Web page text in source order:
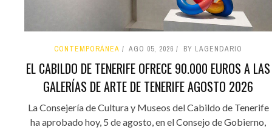
CONTEMPORÁNEA AGO 05, 2026 BY LAGENDARIO
EL CABILDO DE TENERIFE OFRECE 90.000 EUROS A LAS
GALERÍAS DE ARTE DE TENERIFE AGOSTO 2026
La Consejería de Cultura y Museos del Cabildo de Tenerife
ha aprobado hoy, 5 de agosto, en el Consejo de Gobierno,